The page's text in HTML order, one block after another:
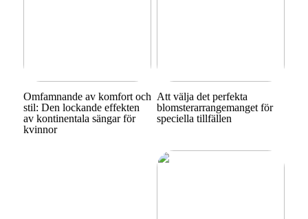
Omfamnande av komfort och
stil: Den lockande effekten
av kontinentala sängar för
kvinnor
Att välja det perfekta
blomsterarrangemanget för
speciella tillfällen